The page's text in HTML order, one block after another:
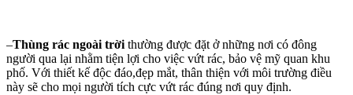
–Thùng rác ngoài trờithường được đặt ở những nơi có đông
người qua lại nhằm tiện lợi cho việc vứt rác, bảo vệ mỹ quan khu
phố. Với thiết kế độc đáo,đẹp mắt, thân thiện với môi trường điều
này sẽ cho mọi người tích cực vứt rác đúng nơi quy định.